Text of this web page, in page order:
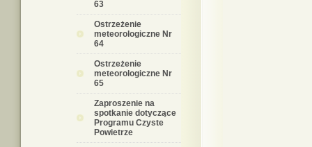
63
Ostrzeżenie
meteorologiczne Nr
64
Ostrzeżenie
meteorologiczne Nr
65
Zaproszenie na
spotkanie dotyczące
Programu Czyste
Powietrze